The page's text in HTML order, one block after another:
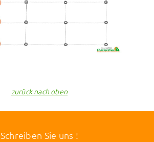
zurück nach oben
Schreiben Sie uns !